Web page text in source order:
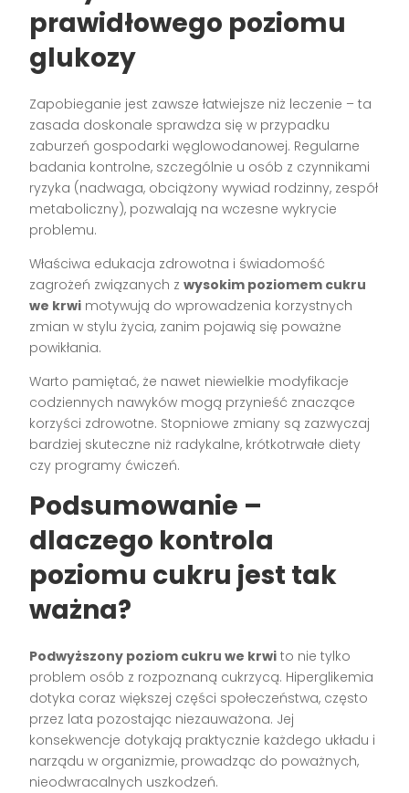
prawidłowego poziomu
glukozy
Zapobieganie jest zawsze łatwiejsze niż leczenie – ta
zasada doskonale sprawdza się w przypadku
zaburzeń gospodarki węglowodanowej. Regularne
badania kontrolne, szczególnie u osób z czynnikami
ryzyka (nadwaga, obciążony wywiad rodzinny, zespół
metaboliczny), pozwalają na wczesne wykrycie
problemu.
Właściwa edukacja zdrowotna i świadomość
zagrożeń związanych zwysokim poziomem cukru
we krwi motywują do wprowadzenia korzystnych
zmian w stylu życia, zanim pojawią się poważne
powikłania.
Warto pamiętać, że nawet niewielkie modyfikacje
codziennych nawyków mogą przynieść znaczące
korzyści zdrowotne. Stopniowe zmiany są zazwyczaj
bardziej skuteczne niż radykalne, krótkotrwałe diety
czy programy ćwiczeń.
Podsumowanie –
dlaczego kontrola
poziomu cukru jest tak
ważna?
Podwyższony poziom cukru we krwi to nie tylko
problem osób z rozpoznaną cukrzycą. Hiperglikemia
dotyka coraz większej części społeczeństwa, często
przez lata pozostając niezauważona. Jej
konsekwencje dotykają praktycznie każdego układu i
narządu w organizmie, prowadząc do poważnych,
nieodwracalnych uszkodzeń.